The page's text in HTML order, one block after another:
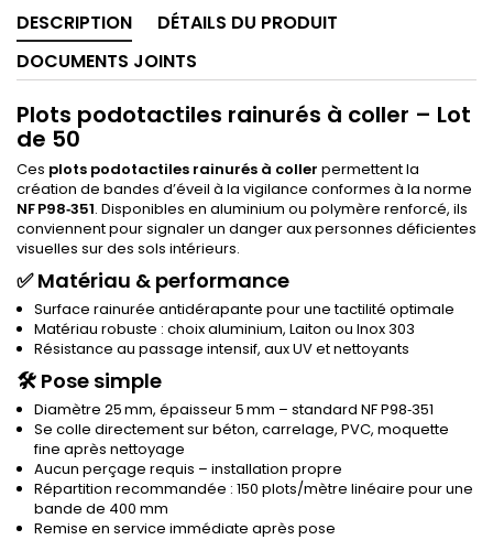
DESCRIPTION
DÉTAILS DU PRODUIT
DOCUMENTS JOINTS
Plots podotactiles rainurés à coller – Lot
de 50
Ces plots podotactiles rainurés à coller permettent la
création de bandes d’éveil à la vigilance conformes à la norme
NF P98‑351. Disponibles en aluminium ou polymère renforcé, ils
conviennent pour signaler un danger aux personnes déficientes
visuelles sur des sols intérieurs.
✅ Matériau & performance
Surface rainurée antidérapante pour une tactilité optimale
Matériau robuste : choix aluminium, Laiton ou Inox 303
Résistance au passage intensif, aux UV et nettoyants
🛠 Pose simple
Diamètre 25 mm, épaisseur 5 mm – standard NF P98‑351
Se colle directement sur béton, carrelage, PVC, moquette
fine après nettoyage
Aucun perçage requis – installation propre
Répartition recommandée : 150 plots/mètre linéaire pour une
bande de 400 mm
Remise en service immédiate après pose